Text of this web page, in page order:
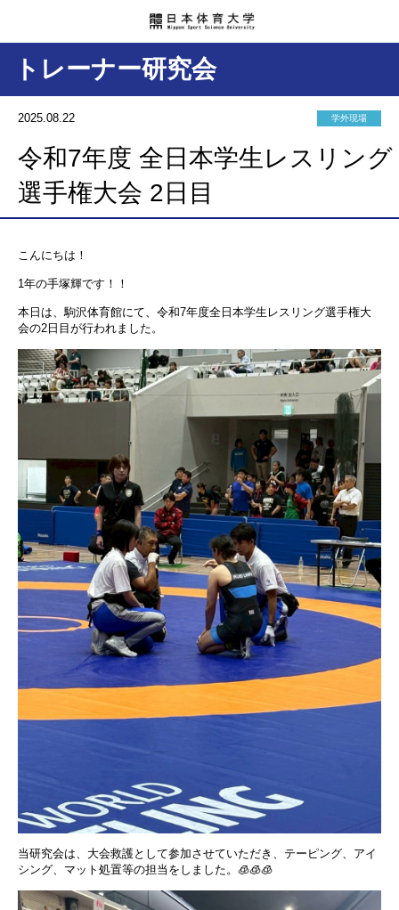
トレーナー研究会
2025.08.22 学外現場
令和7年度 全日本学生レスリング
選手権大会 2日目
こんにちは！
1年の手塚輝です！！
本日は、駒沢体育館にて、令和7年度全日本学生レスリング選手権大
会の2日目が行われました。
当研究会は、大会救護として参加させていただき、テーピング、アイ
シング、マット処置等の担当をしました。🧊🧊🧊